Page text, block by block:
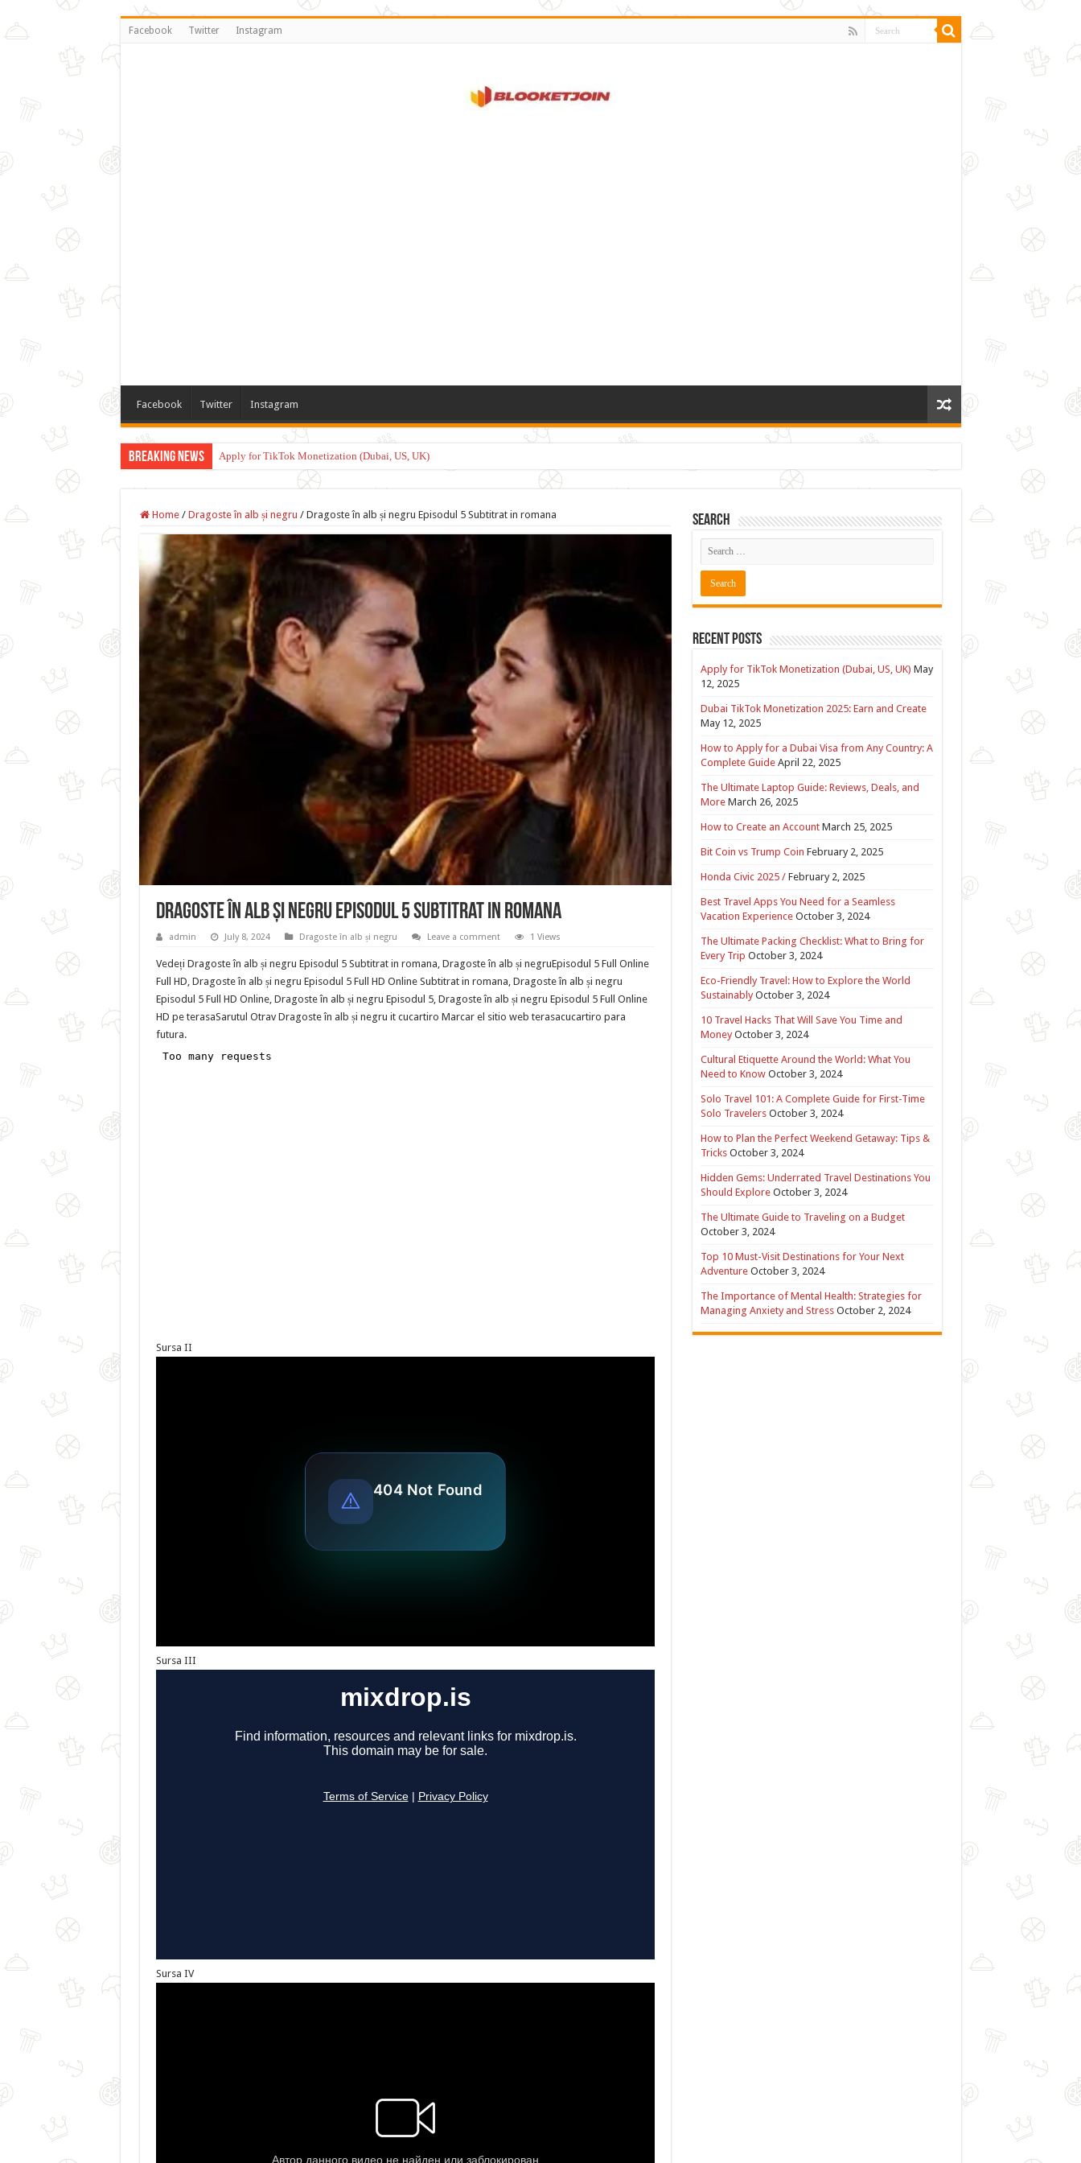
Facebook Twitter Instagram
Facebook Twitter Instagram
Breaking News Apply for TikTok Monetization (Dubai, US, UK)
Home / Dragoste în alb și negru / Dragoste în alb și negru Episodul 5 Subtitrat in romana
Dragoste în alb și negru Episodul 5 Subtitrat in romana
admin July 8, 2024 Dragoste în alb și negru Leave a comment 1 Views
Vedeți Dragoste în alb și negru Episodul 5 Subtitrat in romana, Dragoste în alb și negruEpisodul 5 Full Online
Full HD, Dragoste în alb și negru Episodul 5 Full HD Online Subtitrat in romana, Dragoste în alb și negru
Episodul 5 Full HD Online, Dragoste în alb și negru Episodul 5, Dragoste în alb și negru Episodul 5 Full Online
HD pe terasaSarutul Otrav Dragoste în alb și negru it cucartiro Marcar el sitio web terasacucartiro para
futura.
Sursa II
Sursa III
Sursa IV
Search
Recent Posts
Apply for TikTok Monetization (Dubai, US, UK) May
12, 2025
Dubai TikTok Monetization 2025: Earn and Create
May 12, 2025
How to Apply for a Dubai Visa from Any Country: A
Complete Guide April 22, 2025
The Ultimate Laptop Guide: Reviews, Deals, and
More March 26, 2025
How to Create an Account March 25, 2025
Bit Coin vs Trump Coin February 2, 2025
Honda Civic 2025 / February 2, 2025
Best Travel Apps You Need for a Seamless
Vacation Experience October 3, 2024
The Ultimate Packing Checklist: What to Bring for
Every Trip October 3, 2024
Eco-Friendly Travel: How to Explore the World
Sustainably October 3, 2024
10 Travel Hacks That Will Save You Time and
Money October 3, 2024
Cultural Etiquette Around the World: What You
Need to Know October 3, 2024
Solo Travel 101: A Complete Guide for First-Time
Solo Travelers October 3, 2024
How to Plan the Perfect Weekend Getaway: Tips &
Tricks October 3, 2024
Hidden Gems: Underrated Travel Destinations You
Should Explore October 3, 2024
The Ultimate Guide to Traveling on a Budget
October 3, 2024
Top 10 Must-Visit Destinations for Your Next
Adventure October 3, 2024
The Importance of Mental Health: Strategies for
Managing Anxiety and Stress October 2, 2024